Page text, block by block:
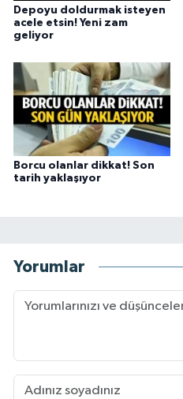
Depoyu doldurmak isteyen
acele etsin! Yeni zam
geliyor
Borcu olanlar dikkat! Son
tarih yaklaşıyor
Yorumlar